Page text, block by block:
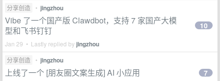
分享创造 • jingzhou
Vibe 了一个国产版 Clawdbot，支持 7 家国产大模
型和飞书钉钉
Jan 29 • Lastly replied by jingzhou
10
分享创造 • jingzhou
上线了一个 [朋友圈文案生成] AI 小应用 7